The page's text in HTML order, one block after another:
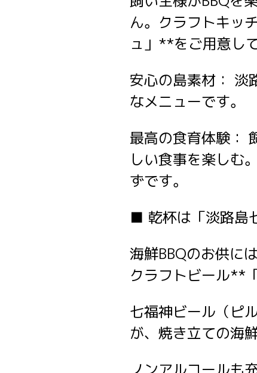
ん。クラフトキッ
ュ」**をご用意し
安心の島素材： 淡
なメニューです。
最高の食育体験：
しい食事を楽しむ
ずです。
■ 乾杯は「淡路島
海鮮BBQのお供に
クラフトビール**
七福神ビール（ピ
が、焼き立ての海